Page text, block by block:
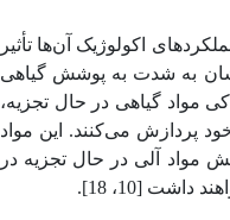
اکولوژیک آن‌ها تأثیر
به شدت به پوشش گیاهی
مواد گیاهی در حال تجزیه،
پردازش می‌کنند. این مواد
مواد آلی در حال تجزیه در
[10، 18].